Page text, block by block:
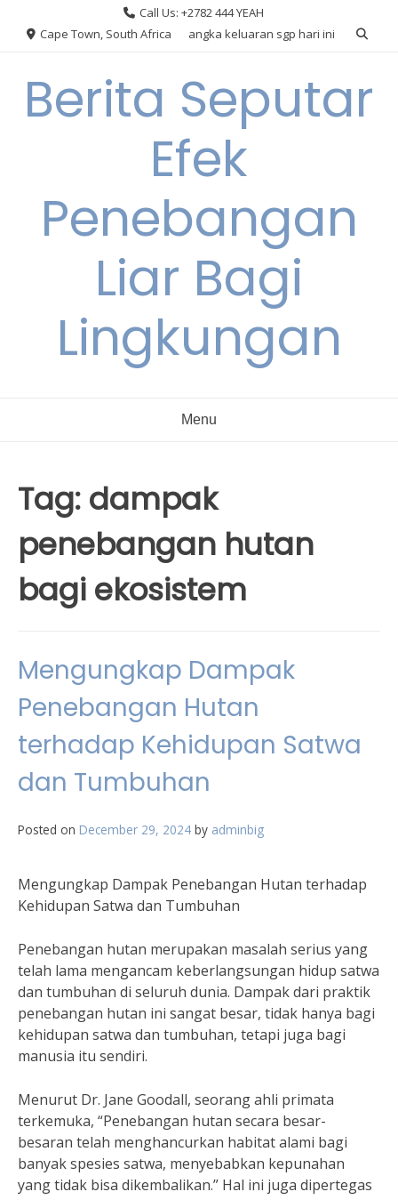
Call Us: +2782 444 YEAH
Cape Town, South Africa
angka keluaran sgp hari ini
Berita Seputar
Efek
Penebangan
Liar Bagi
Lingkungan
Menu
Tag: dampak
penebangan hutan
bagi ekosistem
Mengungkap Dampak
Penebangan Hutan
terhadap Kehidupan Satwa
dan Tumbuhan
Posted on December 29, 2024 by adminbig
Mengungkap Dampak Penebangan Hutan terhadap
Kehidupan Satwa dan Tumbuhan
Penebangan hutan merupakan masalah serius yang
telah lama mengancam keberlangsungan hidup satwa
dan tumbuhan di seluruh dunia. Dampak dari praktik
penebangan hutan ini sangat besar, tidak hanya bagi
kehidupan satwa dan tumbuhan, tetapi juga bagi
manusia itu sendiri.
Menurut Dr. Jane Goodall, seorang ahli primata
terkemuka, “Penebangan hutan secara besar-
besaran telah menghancurkan habitat alami bagi
banyak spesies satwa, menyebabkan kepunahan
yang tidak bisa dikembalikan.” Hal ini juga dipertegas